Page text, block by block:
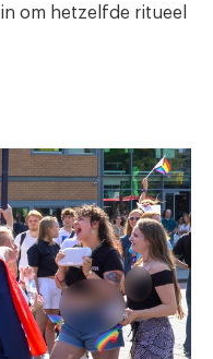
om hetzelfde ritueel